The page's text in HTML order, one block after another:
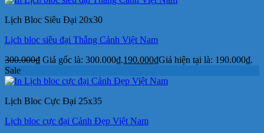
Lịch Bloc Siêu Đại 20x30
Lịch bloc siêu đại Thắng Cảnh Việt Nam
300.000₫ Giá gốc là: 300.000₫.190.000₫Giá hiện tại là: 190.000₫.
Sale
Lịch Bloc Cực Đại 25x35
Lịch bloc cực đại Cảnh Đẹp Việt Nam